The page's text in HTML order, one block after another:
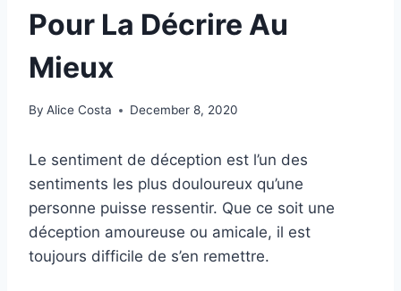
Pour La Décrire Au
Mieux
By Alice Costa December 8, 2020
Le sentiment de déception est l’un des
sentiments les plus douloureux qu’une
personne puisse ressentir. Que ce soit une
déception amoureuse ou amicale, il est
toujours difficile de s’en remettre.